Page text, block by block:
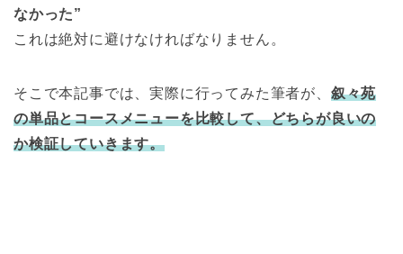
なかった”
これは絶対に避けなければなりません。
そこで本記事では、実際に行ってみた筆者が、 叙々苑
の単品とコースメニューを比較して、どちらが良いの
か検証していきます。